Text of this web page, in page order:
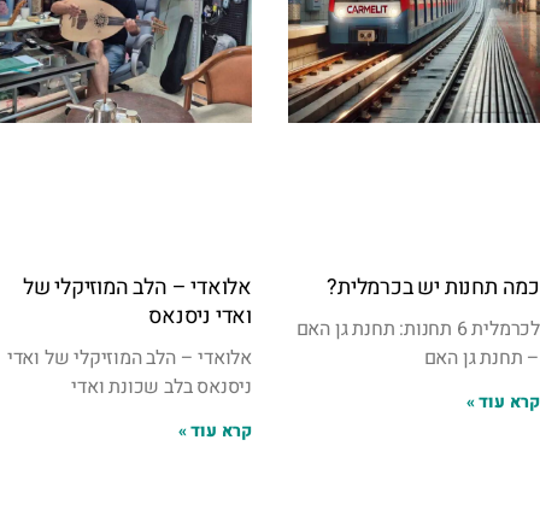
כמה תחנות יש בכרמלית?
לכרמלית 6 תחנות: תחנת גן האם
– תחנת גן האם
קרא עוד »
אלואדי – הלב המוזיקלי של
ואדי ניסנאס
אלואדי – הלב המוזיקלי של ואדי
ניסנאס בלב שכונת ואדי
קרא עוד »